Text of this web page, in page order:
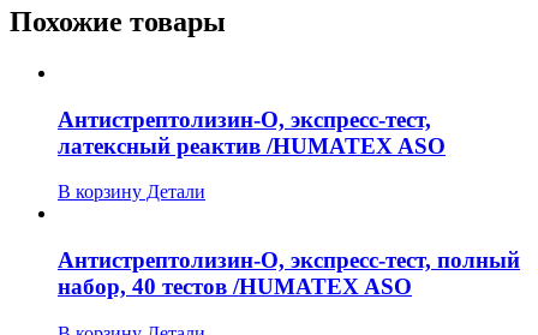
Похожие товары
Антистрептолизин-О, экспресс-тест,
латексный реактив /HUMATEX ASO
В корзину Детали
Антистрептолизин-О, экспресс-тест, полный
набор, 40 тестов /HUMATEX ASO